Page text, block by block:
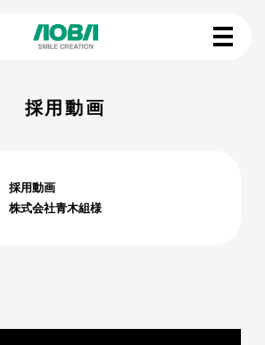
採用動画
採用動画
株式会社青木組様